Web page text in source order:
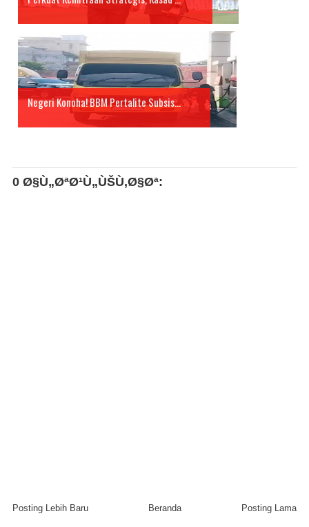
Negeri Konoha! BBM Pertalite Subsis...
0 Ø§Ù„ØªØ¹Ù„ÙŠÙ‚Ø§Øª:
Posting Lebih Baru Posting Lama
Beranda